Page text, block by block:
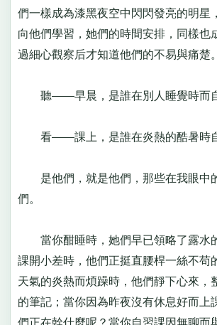
們一樣成為漆黑夜空中閃閃發亮的明星
向他們學習，她們的時間安排，同樣也
過細心觀察后才知道他們的不易與痛
聽——早晨，是誰在別人睡覺時而
看——課上，是誰在炎熱的酷暑時
是他們，就是他們，那些在我眼中
們。
當你酣睡時，她們早已領略了露水
課開小差時，他們正挺直腰桿一絲不苟
天氣的炎熱而煩躁時，他們靜下心來，
的筆記；當你因為昨夜沒有休息好而上